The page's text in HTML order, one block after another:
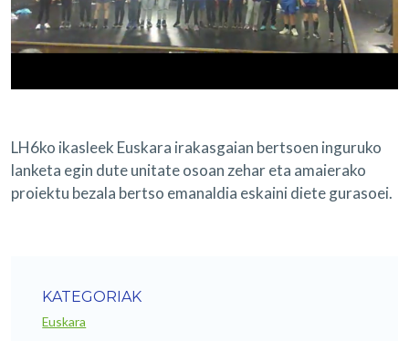
LH6ko ikasleek Euskara irakasgaian bertsoen inguruko
lanketa egin dute unitate osoan zehar eta amaierako
proiektu bezala bertso emanaldia eskaini diete gurasoei.
KATEGORIAK
Euskara